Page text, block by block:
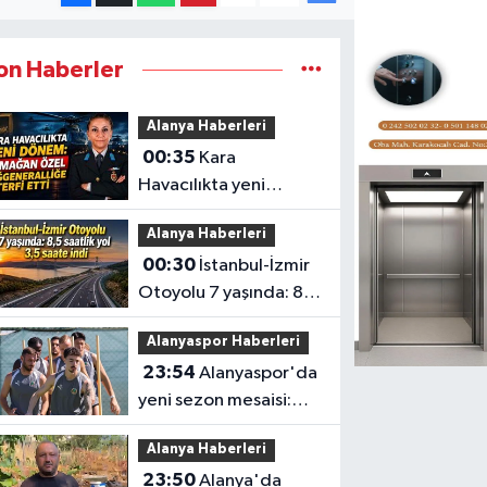
Haberler
Alanya Haberleri
00:35
Havacılıkta yeni
dönem: Armağan
Özel Tuğgeneralliğe
terfi etti
Alanya Haberleri
00:30
Otoyolu 7 yaşında: 8,5
saatlik yol 3,5 saate
indi
Alanyaspor Haberleri
23:54 Alanyaspor'da
yeni sezon mesaisi:
Transferde son durum
Alanya Haberleri
23:50Alanya'da